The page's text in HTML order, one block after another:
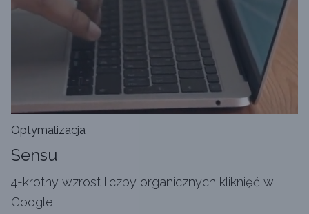
Optymalizacja
Sensu
4-krotny wzrost liczby organicznych kliknięć w
Google